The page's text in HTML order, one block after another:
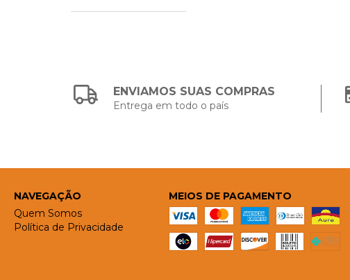
ENVIAMOS SUAS COMPRAS
Entrega em todo o país
NAVEGAÇÃO
Quem Somos
Política de Privacidade
MEIOS DE PAGAMENTO